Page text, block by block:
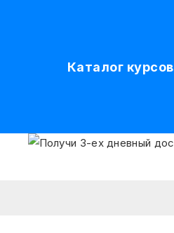
Каталог курсов